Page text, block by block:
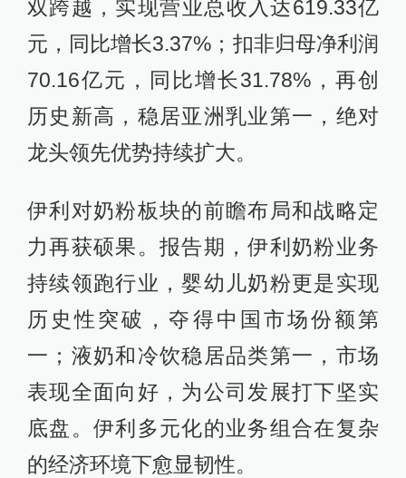
双跨越，实现营业总收入达619.33亿
元，同比增长3.37%；扣非归母净利润
70.16亿元，同比增长31.78%，再创
历史新高，稳居亚洲乳业第一，绝对
龙头领先优势持续扩大。
伊利对奶粉板块的前瞻布局和战略定
力再获硕果。报告期，伊利奶粉业务
持续领跑行业，婴幼儿奶粉更是实现
历史性突破，夺得中国市场份额第
一；液奶和冷饮稳居品类第一，市场
表现全面向好，为公司发展打下坚实
底盘。伊利多元化的业务组合在复杂
的经济环境下愈显韧性。